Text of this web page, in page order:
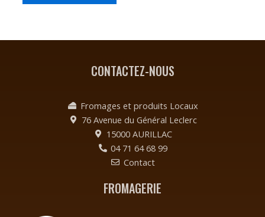
produit
CONTACTEZ-NOUS
Fromages et produits Locaux
76 Avenue du Général Leclerc
15000 AURILLAC
04 71 64 68 99
Contact
FROMAGERIE